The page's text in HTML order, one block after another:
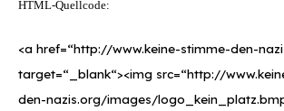
HTML-Quellcode:
<a href=“http://www.keine-stimme-den-
target=“_blank“><img src=“http://
den-nazis.org/images/